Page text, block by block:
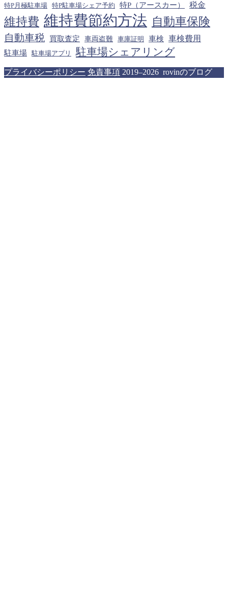
特P月極駐車場
特P駐車場シェア予約 特P（アースカー） 税金
維持費 維持費節約方法 自動車保険
自動車税 買取査定 車両盗難 車庫証明 車検 車検費用
駐車場 駐車場アプリ 駐車場シェアリング
プライバシーポリシー 免責事項 2019–2026 rovinのブログ